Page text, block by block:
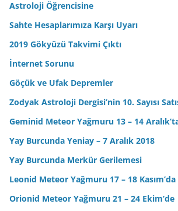
Astroloji Öğrencisine
Sahte Hesaplarımıza Karşı Uyarı
2019 Gökyüzü Takvimi Çıktı
İnternet Sorunu
Göçük ve Ufak Depremler
Zodyak Astroloji Dergisi’nin 10. Sayısı
Geminid Meteor Yağmuru 13 – 14
Yay Burcunda Yeniay – 7 Aralık 2018
Yay Burcunda Merkür Gerilemesi
Leonid Meteor Yağmuru 17 – 18 Kasım’da
Orionid Meteor Yağmuru 21 – 24 Ekim’de